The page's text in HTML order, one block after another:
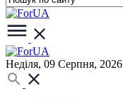
Неділя, 09 Серпня, 2026